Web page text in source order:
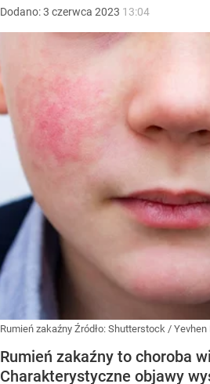
Dodano:3 czerwca 2023 13:04
Rumień zakaźny Źródło: Shutterstock / Yevhen
Rumień zakaźny to choroba
Charakterystyczne objawy